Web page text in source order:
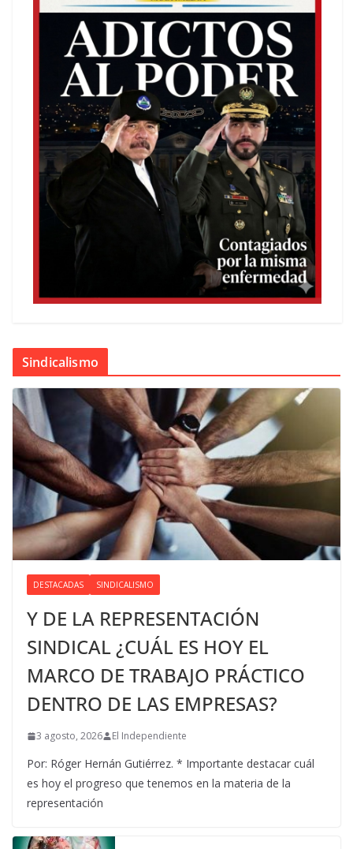
Sindicalismo
DESTACADAS SINDICALISMO
Y DE LA REPRESENTACIÓN
SINDICAL ¿CUÁL ES HOY EL
MARCO DE TRABAJO PRÁCTICO
DENTRO DE LAS EMPRESAS?
3 agosto, 2026 El Independiente
Por: Róger Hernán Gutiérrez. * Importante destacar cuál
es hoy el progreso que tenemos en la materia de la
representación